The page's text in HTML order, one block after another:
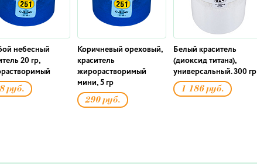
небесный
20 гр,
руб.
Коричневый ореховый,
краситель
жирорастворимый
мини, 5 гр
290 руб.
Белый краситель
(диоксид титана),
универсальный. 300 гр
1 186 руб.